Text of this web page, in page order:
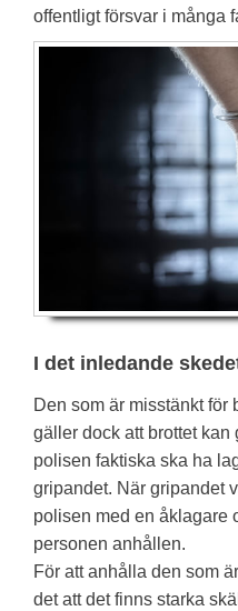
offentligt försvar i många
I det inledande
Den som är misstänkt för
gäller dock att brottet kan
polisen faktiska ska ha
gripandet. När gripandet
polisen med en åklagare
personen anhållen.
För att anhålla den som
det att det finns starka